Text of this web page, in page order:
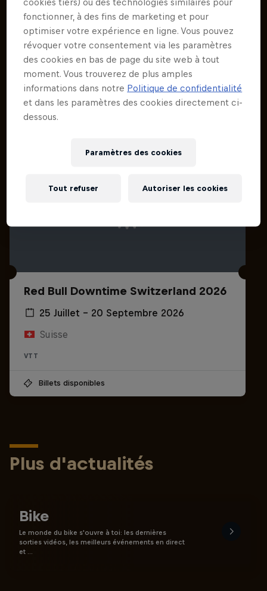
Événements associés
Red Bull Downtime Switzerland 2026
25 Juillet – 20 Septembre 2026
Suisse
VTT
Billets disponibles
Plus d'actualités
Bike
Le monde du bike s'ouvre à toi: les dernières
sorties vidéos, les meilleurs événements en direct
et …
fonctionner, à des fins de marketing et pour
optimiser votre expérience en ligne. Vous pouvez
révoquer votre consentement via les paramètres
des cookies en bas de page du site web à tout
moment. Vous trouverez de plus amples
informations dans notre Politique de confidentialité
et dans les paramètres des cookies directement ci-
dessous.
Paramètres des cookies
Tout refuser Autoriser les cookies